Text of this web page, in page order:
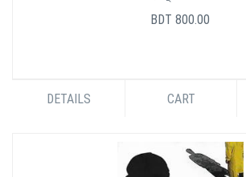
BDT 800.00
DETAILS CART